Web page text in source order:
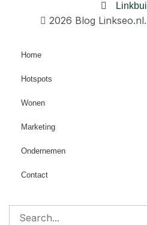
2026 Blog
Home
Hotspots
Wonen
Marketing
Ondernemen
Contact